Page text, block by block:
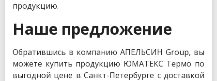
продукцию.
Наше предложение
Обратившись в компанию АПЕЛЬСИН Group, вы
можете купить продукцию ЮМАТЕКС Термо по
выгодной цене в Санкт-Петербурге с доставкой